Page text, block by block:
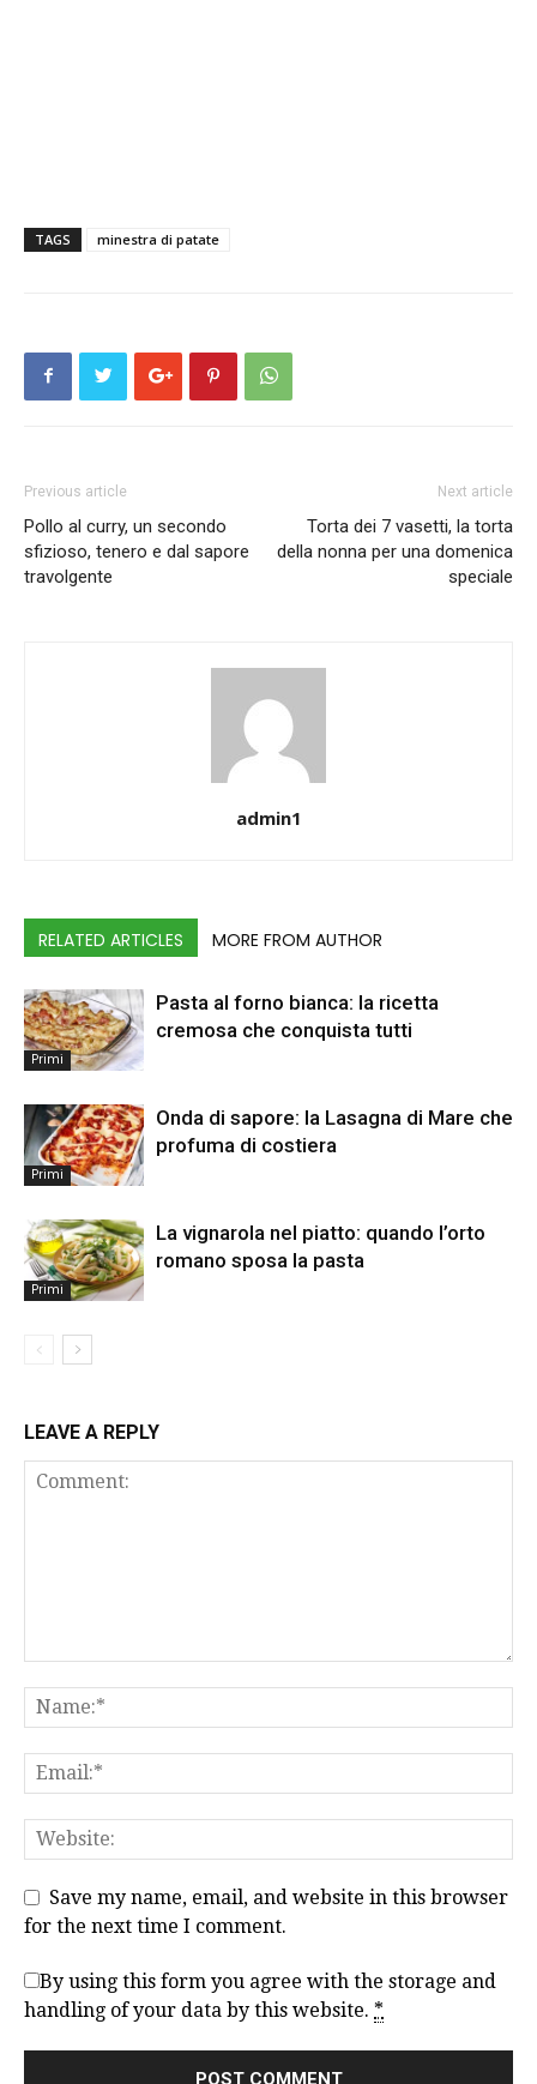
TAGS minestra di patate
Previous article
Pollo al curry, un secondo
sfizioso, tenero e dal sapore
travolgente
Next article
Torta dei 7 vasetti, la torta
della nonna per una domenica
speciale
admin1
RELATED ARTICLES MORE FROM AUTHOR
Primi
Pasta al forno bianca: la ricetta
cremosa che conquista tutti
Primi
Onda di sapore: la Lasagna di Mare che
profuma di costiera
Primi
La vignarola nel piatto: quando l’orto
romano sposa la pasta
LEAVE A REPLY
Save my name, email, and website in this browser
for the next time I comment.
By using this form you agree with the storage and
handling of your data by this website. *